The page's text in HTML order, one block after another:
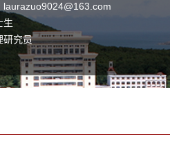
laurazuo9024@163.com
生
研究员
美国田纳西大学诺克斯维尔分校